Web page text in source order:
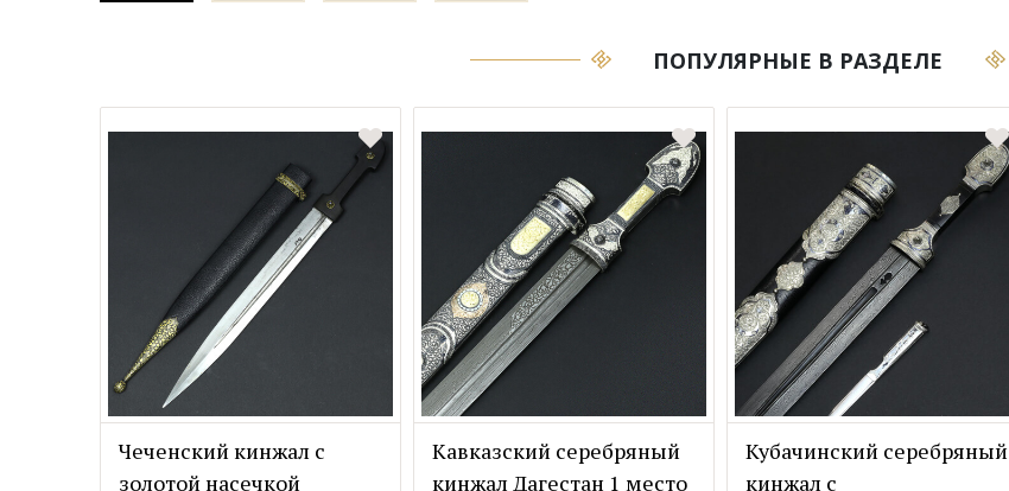
ПОПУЛЯРНЫЕ В РАЗДЕЛЕ
Чеченский кинжал с
золотой насечкой
Кавказский серебряный
кинжал Дагестан 1 место
Кубачинский серебряный
кинжал с